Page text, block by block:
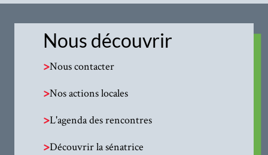
Nous découvrir
>Nous contacter
>Nos actions locales
>L'agenda des rencontres
>Découvrir la sénatrice